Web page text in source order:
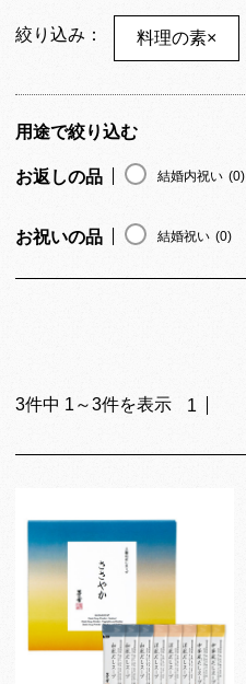
絞り込み： 料理の素×
用途で絞り込む
お返しの品 結婚内祝い (0)
お祝いの品 結婚祝い (0)
3件中 1 ～3件を表示 1